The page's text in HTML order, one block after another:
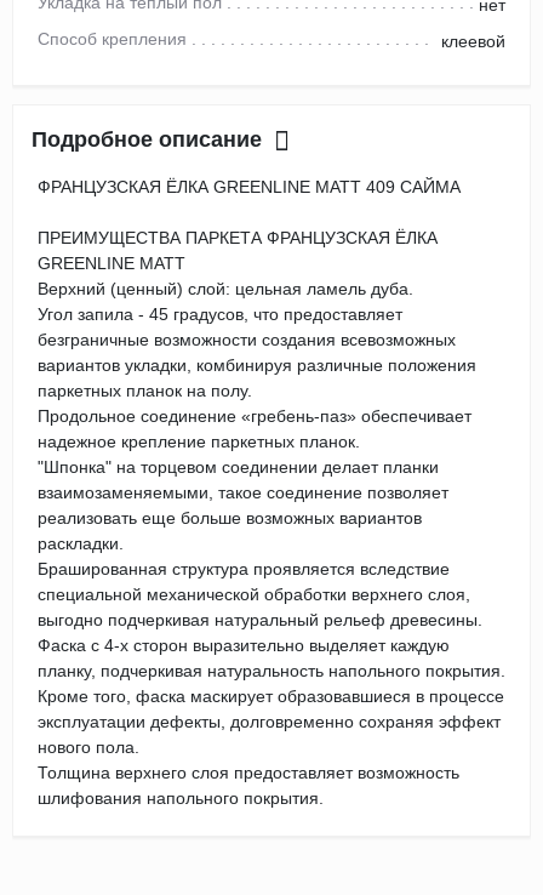
нет
Способ крепления
клеевой
Подробное описание
ФРАНЦУЗСКАЯ ЁЛКА GREENLINE MATT 409 САЙМА
ПРЕИМУЩЕСТВА ПАРКЕТА ФРАНЦУЗСКАЯ ЁЛКА
GREENLINE MATT
Верхний (ценный) слой: цельная ламель дуба.
Угол запила - 45 градусов, что предоставляет
безграничные возможности создания всевозможных
вариантов укладки, комбинируя различные положения
паркетных планок на полу.
Продольное соединение «гребень-паз» обеспечивает
надежное крепление паркетных планок.
"Шпонка" на торцевом соединении делает планки
взаимозаменяемыми, такое соединение позволяет
реализовать еще больше возможных вариантов
раскладки.
Брашированная структура проявляется вследствие
специальной механической обработки верхнего слоя,
выгодно подчеркивая натуральный рельеф древесины.
Фаска с 4-х сторон выразительно выделяет каждую
планку, подчеркивая натуральность напольного покрытия.
Кроме того, фаска маскирует образовавшиеся в процессе
эксплуатации дефекты, долговременно сохраняя эффект
нового пола.
Толщина верхнего слоя предоставляет возможность
шлифования напольного покрытия.